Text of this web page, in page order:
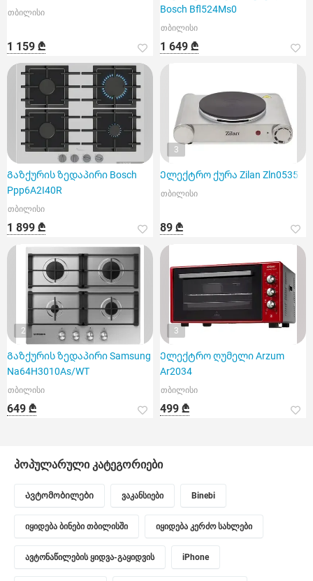
თბილისი
1 159 ₾
Bosch Bfl524Ms0
თბილისი
1 649 ₾
Გაზქურის ზედაპირი Bosch
Ppp6A2I40R
თბილისი
1 899 ₾
3
Ელექტრო ქურა Zilan Zln0535
თბილისი
89 ₾
2
Გაზქურის ზედაპირი Samsung
Na64H3010As/WT
თბილისი
649 ₾
3
Ელექტრო ღუმელი Arzum
Ar2034
თბილისი
499 ₾
პოპულარული კატეგორიები
Ავტომობილები ვაკანსიები Binebi
იყიდება ბინები თბილისში იყიდება კერძო სახლები
ავტონაწილების ყიდვა-გაყიდვის iPhone